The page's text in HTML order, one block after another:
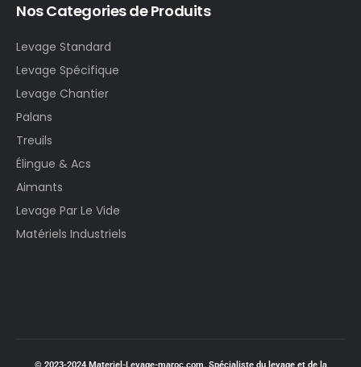
Nos Categories de Produits
Levage Standard
Levage Spécifique
Levage Chantier
Palans
Treuils
Élingue & Acs
Aimants
Levage Par Le Vide
Matériels Industriels